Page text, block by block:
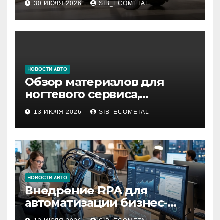
30 ИЮЛЯ 2026 SIB_ECOMETAL
НОВОСТИ АВТО
Обзор материалов для
ногтевого сервиса,
наращивания ресниц и
депиляции
13 ИЮЛЯ 2026 SIB_ECOMETAL
НОВОСТИ АВТО
Внедрение RPA для
автоматизации бизнес-
процессов